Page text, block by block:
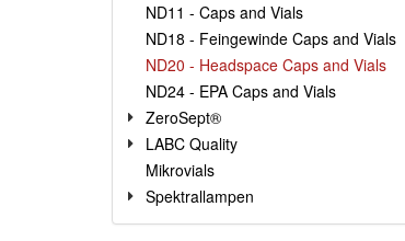
ND11 - Caps and Vials
ND18 - Feingewinde Caps and Vials
ND20 - Headspace Caps and Vials
ND24 - EPA Caps and Vials
ZeroSept®
LABC Quality
Mikrovials
Spektrallampen